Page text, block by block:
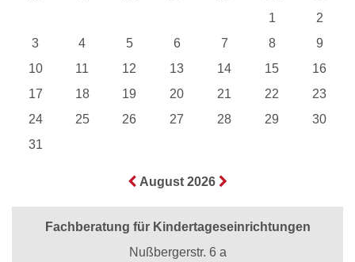
1
2
3
4 5 6 7 8
9
10
11 12 13 14 15
16
17
18 19 20 21 22
23
24
25 26 27 28 29
30
31
August 2026
Fachberatung für Kindertageseinrichtungen
Nußbergerstr. 6 a